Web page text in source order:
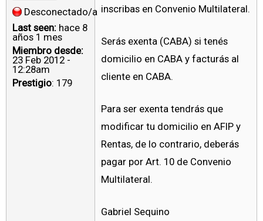
Desconectado/a
Last seen: hace 8
años 1 mes
Miembro desde:
23 Feb 2012 -
12:28am
Prestigio: 179
inscribas en Convenio Multilateral.
Serás exenta (CABA) si tenés
domicilio en CABA y facturás al
cliente en CABA.
Para ser exenta tendrás que
modificar tu domicilio en AFIP y
Rentas, de lo contrario, deberás
pagar por Art. 10 de Convenio
Multilateral.
Gabriel Sequino